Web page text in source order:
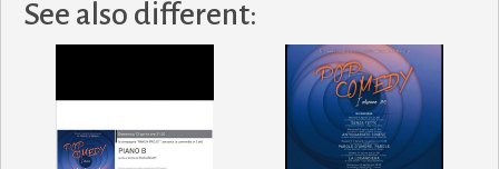
See also different: